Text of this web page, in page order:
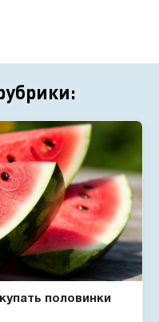
половинки